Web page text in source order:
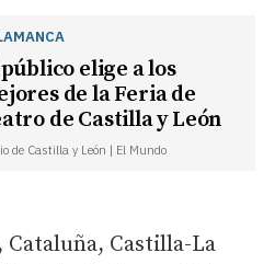
elige a los
de la Feria de
de Castilla y León
de Castilla y León | El Mundo
Cataluña, Castilla-La